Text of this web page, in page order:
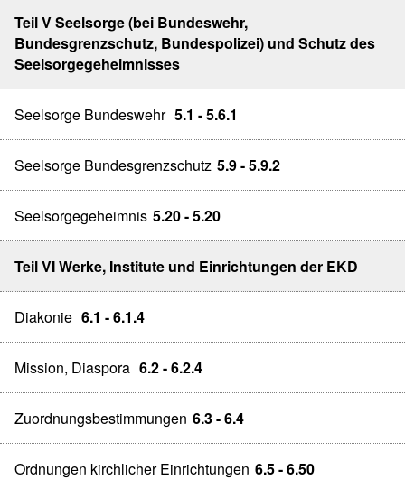
Teil V Seelsorge (bei Bundeswehr,
Bundesgrenzschutz, Bundespolizei) und Schutz des
Seelsorgegeheimnisses
Seelsorge Bundeswehr 5.1 - 5.6.1
Seelsorge Bundesgrenzschutz 5.9 - 5.9.2
Seelsorgegeheimnis 5.20 - 5.20
Teil VI Werke, Institute und Einrichtungen der EKD
Diakonie 6.1 - 6.1.4
Mission, Diaspora 6.2 - 6.2.4
Zuordnungsbestimmungen 6.3 - 6.4
Ordnungen kirchlicher Einrichtungen 6.5 - 6.50